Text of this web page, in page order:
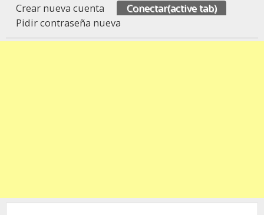
Crear nueva cuenta Conectar(active tab)
Pidir contraseña nueva